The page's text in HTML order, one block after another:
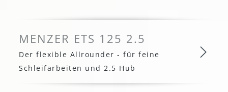
MENZER ETS 125 2.5
Der flexible Allrounder - für feine
Schleifarbeiten und 2.5 Hub